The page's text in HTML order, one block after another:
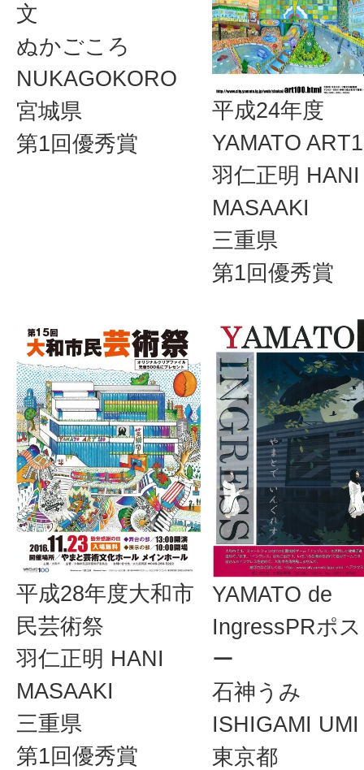
文
ぬかごころ
NUKAGOKORO
宮城県
第1回優秀賞
平成24年度
YAMATO
羽仁正明 HANI
MASAAKI
三重県
第1回優秀賞
平成28年度大和市
民芸術祭
羽仁正明 HANI
MASAAKI
三重県
第1回優秀賞
YAMATO de
IngressPRポ
ー
石神うみ
ISHIGAMI UMI
東京都